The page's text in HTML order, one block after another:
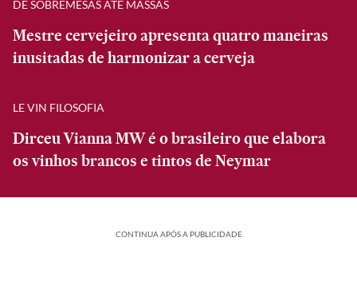
DE SOBREMESAS ATÉ MASSAS
Mestre cervejeiro apresenta quatro maneiras
inusitadas de harmonizar a cerveja
LE VIN FILOSOFIA
Dirceu Vianna MW é o brasileiro que elabora
os vinhos brancos e tintos de Neymar
CONTINUA APÓS A PUBLICIDADE